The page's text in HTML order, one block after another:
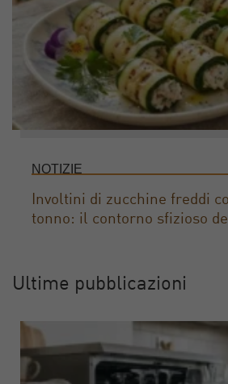
NOTIZIE
Involtini di zucchine freddi
tonno: il contorno sfizioso
Ultime pubblicazioni